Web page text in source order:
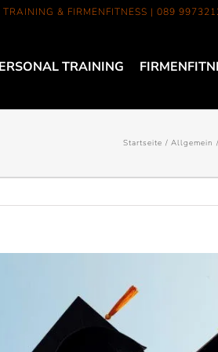
TRAINING & FIRMENFITNESS | 089
TRAINING
Startseite Allgemein